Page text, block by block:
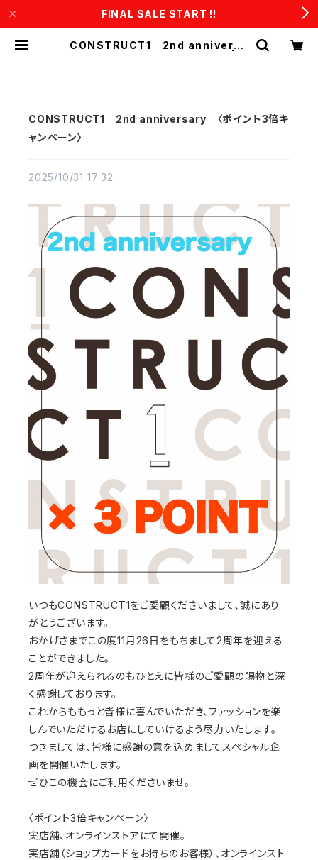
FINAL SALE START !!
CONSTRUCT1 2nd anniversa
CONSTRUCT1 2nd anniversary 〈ポイント3倍キ
ャンペーン〉
2025/10/31 17:32
いつもCONSTRUCT1をご愛顧くださいまして、誠にあり
がとうございます。
おかげさまでこの度11月26日をもちまして2周年を迎える
ことができました。
2周年が迎えられるのもひとえに皆様のご愛顧の賜物と深
く感謝しております。
これからももっと皆様に喜んでいただき、ファッションを楽
しんでいただけるお店にしていけるよう尽力いたします。
つきましては、皆様に感謝の意を込めましてスペシャル企
画を開催いたします。
ぜひこの機会にご利用くださいませ。
〈ポイント3倍キャンペーン〉
実店舗、オンラインストアにて開催。
実店舗（ショップカードをお持ちのお客様）、オンラインスト